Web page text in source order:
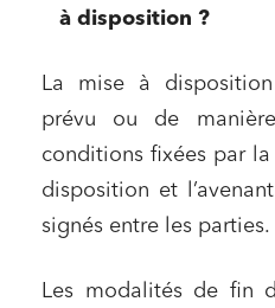
à disposition ?
La mise à
prévu ou de
conditions fixées par
disposition et
signés entre les parties.
Les modalités de fin
Relations commerciales
Associations et acteurs
solidaire
Media et édition
Immobilier et habitat